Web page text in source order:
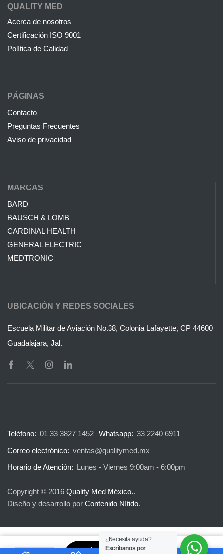
QUALITY MED
Acerca de nosotros
Certificación ISO 9001
Política de Calidad
PÁGINAS
Contacto
Preguntas Frecuentes
Aviso de privacidad
MARCAS
BARD
BAUSCH & LOMB
CARDINAL HEALTH
GENERAL ELECTRIC
MEDTRONIC
UBICACIÓN Y REDES SOCIALES
Escuela Militar de Aviación No.38, Colonia Lafayette, CP 44600
Guadalajara, Jal.
Teléfono: 01 33 3827 1452 Whatsapp: 33 2240 6911
Correo electrónico: ventas@qualitymed.mx
Horario de Atención: Lunes - Viernes 9:00am - 6:00pm
Copyright © 2016 Quality Med México..
Diseño y desarrollo por Contenido Nítido.
¿Necesita ayuda?
Escríbanos por